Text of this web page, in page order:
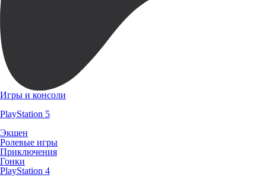
Игры и консоли
PlayStation 5
Экшен
Ролевые игры
Приключения
Гонки
PlayStation 4